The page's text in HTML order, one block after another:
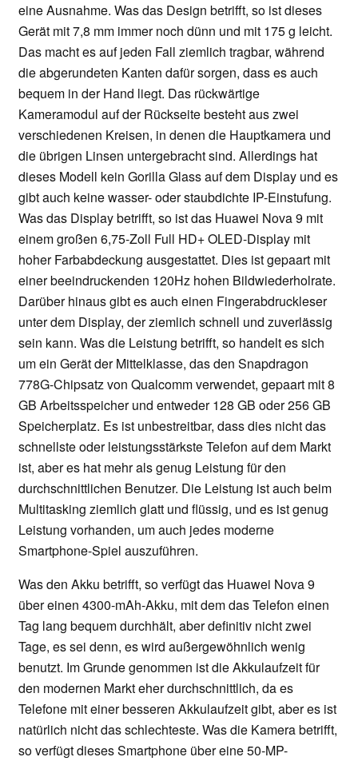
eine Ausnahme. Was das Design betrifft, so ist dieses
Gerät mit 7,8 mm immer noch dünn und mit 175 g leicht.
Das macht es auf jeden Fall ziemlich tragbar, während
die abgerundeten Kanten dafür sorgen, dass es auch
bequem in der Hand liegt. Das rückwärtige
Kameramodul auf der Rückseite besteht aus zwei
verschiedenen Kreisen, in denen die Hauptkamera und
die übrigen Linsen untergebracht sind. Allerdings hat
dieses Modell kein Gorilla Glass auf dem Display und es
gibt auch keine wasser- oder staubdichte IP-Einstufung.
Was das Display betrifft, so ist das Huawei Nova 9 mit
einem großen 6,75-Zoll Full HD+ OLED-Display mit
hoher Farbabdeckung ausgestattet. Dies ist gepaart mit
einer beeindruckenden 120Hz hohen Bildwiederholrate.
Darüber hinaus gibt es auch einen Fingerabdruckleser
unter dem Display, der ziemlich schnell und zuverlässig
sein kann. Was die Leistung betrifft, so handelt es sich
um ein Gerät der Mittelklasse, das den Snapdragon
778G-Chipsatz von Qualcomm verwendet, gepaart mit 8
GB Arbeitsspeicher und entweder 128 GB oder 256 GB
Speicherplatz. Es ist unbestreitbar, dass dies nicht das
schnellste oder leistungsstärkste Telefon auf dem Markt
ist, aber es hat mehr als genug Leistung für den
durchschnittlichen Benutzer. Die Leistung ist auch beim
Multitasking ziemlich glatt und flüssig, und es ist genug
Leistung vorhanden, um auch jedes moderne
Smartphone-Spiel auszuführen.
Was den Akku betrifft, so verfügt das Huawei Nova 9
über einen 4300-mAh-Akku, mit dem das Telefon einen
Tag lang bequem durchhält, aber definitiv nicht zwei
Tage, es sei denn, es wird außergewöhnlich wenig
benutzt. Im Grunde genommen ist die Akkulaufzeit für
den modernen Markt eher durchschnittlich, da es
Telefone mit einer besseren Akkulaufzeit gibt, aber es ist
natürlich nicht das schlechteste. Was die Kamera betrifft,
so verfügt dieses Smartphone über eine 50-MP-